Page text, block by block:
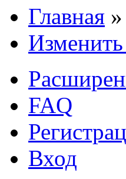
Главная »
FAQ
Вход